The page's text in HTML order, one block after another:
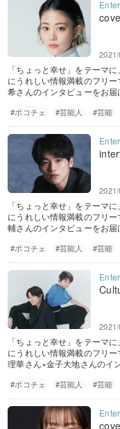
「ちょっと幸せ」をテーマ
にうれしい情報満載のフリ
希さんのインタビューをお
#ポコチェ #芸能人 #芸能
「ちょっと幸せ」をテーマ
にうれしい情報満載のフリ
輔さんのインタビューをお
#ポコチェ #芸能人 #芸能
「ちょっと幸せ」をテーマ
にうれしい情報満載のフリ
理華さん×金子大地さんのイ
#ポコチェ #芸能人 #芸能